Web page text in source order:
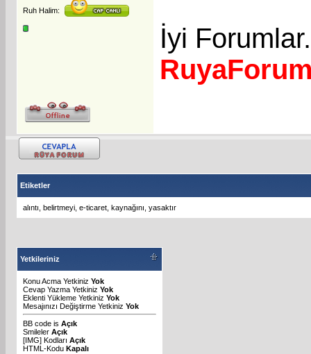
Ruh Halim:
İyi Forumlar.
Etiketler
alıntı belirtmeyi e-ticaret kaynağını yasaktır
Yetkileriniz
Konu Acma Yetkiniz Yok
Cevap Yazma Yetkiniz Yok
Eklenti Yükleme Yetkiniz Yok
Mesajınızı Değiştirme Yetkiniz Yok
BB code is Açık
Smileler Açık
[IMG] Kodları Açık
HTML-Kodu Kapalı